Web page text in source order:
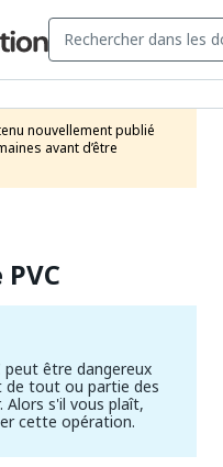
nouvellement publié
avant d’être
peut être dangereux
tout ou partie des
s'il vous plaît,
cette opération.